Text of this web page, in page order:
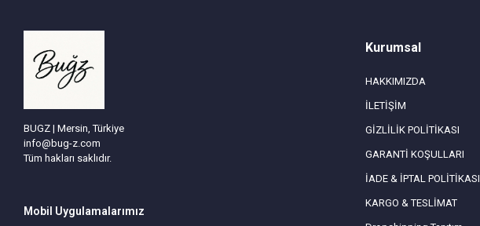
BUGZ | Mersin, Türkiye
info@bug-z.com
Tüm hakları saklıdır.
Mobil Uygulamalarımız
Kurumsal
HAKKIMIZDA
İLETİŞİM
GİZLİLİK POLİTİKASI
GARANTİ KOŞULLARI
İADE & İPTAL POLİTİKASI
KARGO & TESLİMAT